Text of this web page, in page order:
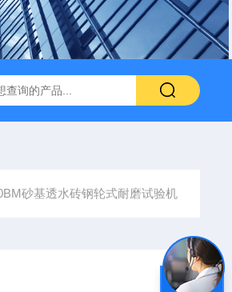
仪 砂基透水砖透水速率试验装置
砂基透水砖钢轮式耐磨试验机